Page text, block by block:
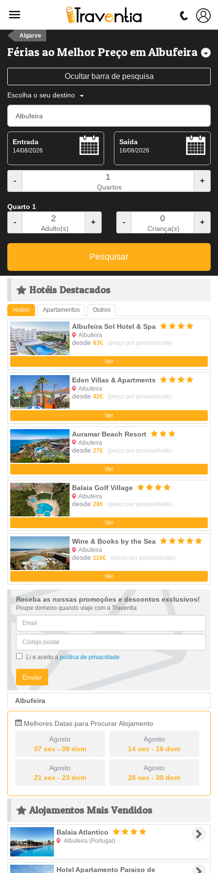
Algarve
Férias ao Melhor Preço em Albufeira
Ocultar barra de pesquisa
Escolha o seu destino
Entrada
14/08/2026
Saída
16/08/2026
-
Quartos
+
Quarto 1
-
Adulto(s)
+ -
Criança(s)
+
Pesquisar
Hotéis Destacados
Hotéis Apartamentos Outros
Albufeira Sol Hotel & Spa
Albufeira
desde 83€ (preço por pessoa/noite)
Ver
Eden Villas & Apartments
Albufeira
desde 42€ (preço por pessoa/noite)
Ver
Auramar Beach Resort
Albufeira
desde 27€ (preço por pessoa/noite)
Ver
Balaia Golf Village
Albufeira
desde 28€ (preço por pessoa/noite)
Ver
Wine & Books by the Sea
Albufeira
desde 116€ (preço por pessoa/noite)
Ver
Receba as nossas promoções e descontos exclusivos!
Poupe dinheiro quando viaje com a Traventia
Li e aceito a política de privacidade.
Enviar
Albufeira
Melhores Datas para Procurar Alojamento
Agosto
07 sex - 09 dom
Agosto
14 sex - 16 dom
Agosto
21 sex - 23 dom
Agosto
28 sex - 30 dom
Alojamentos Mais Vendidos
Balaia Atlantico
Albufeira (Portugal)
Hotel Apartamento Paraiso de